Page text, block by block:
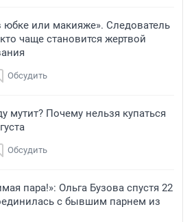
юбке или макияже». Следователь
чаще становится жертвой
Обсудить
мутит? Почему нельзя купаться
Обсудить
пара!»: Ольга Бузова спустя 22
с бывшим парнем из